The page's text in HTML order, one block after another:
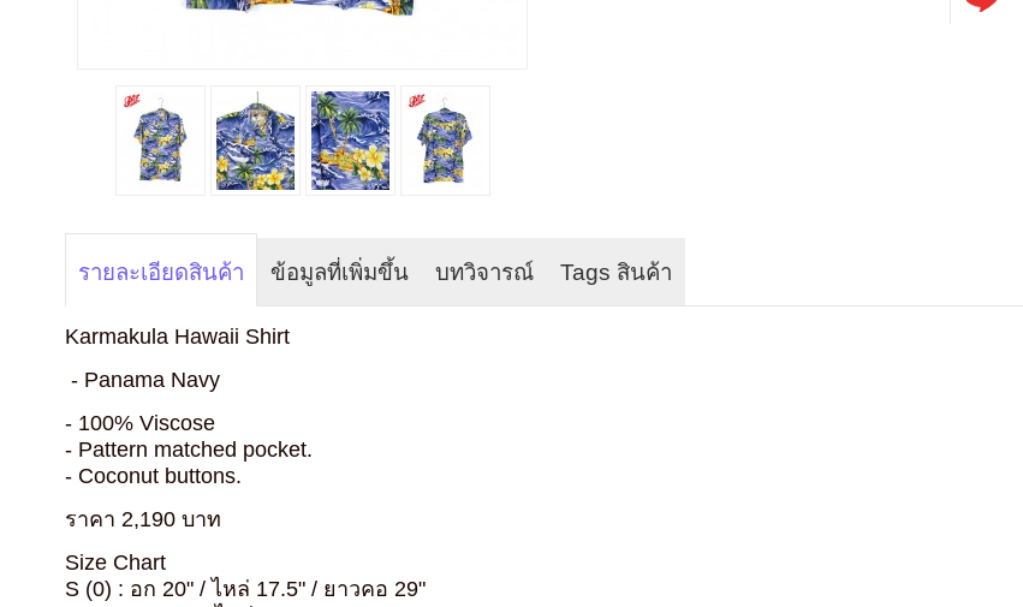
รายละเอียดสินค้า ข้อมูลที่เพิ่มขึ้น บทวิจารณ์ Tags สินค้า
Karmakula Hawaii Shirt
- Panama Navy
- 100% Viscose
- Pattern matched pocket.
- Coconut buttons.
ราคา 2,190 บาท
Size Chart
S (0) : อก 20" / ไหล่ 17.5" / ยาวคอ 29"